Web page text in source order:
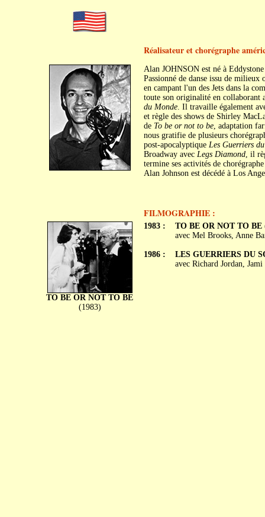
Réalisateur et chorégraphe
Alan JOHNSON est né à
Passionné de danse issu de
en campant l'un des Jets dans la
toute son originalité en collaborant
du Monde. Il travaille également
et règle des shows de Shirley
de To be or not to be, adaptation
nous gratifie de plusieurs
post-apocalyptique Les Guerriers
Broadway avec Legs Diamond, il
termine ses activités de
Alan Johnson est décédé à Los
FILMOGRAPHIE :
TO BE OR NOT TO BE
(1983)
1983 :
1986 :
TO BE OR NOT TO BE
avec Mel Brooks, Anne
LES GUERRIERS DU
avec Richard Jordan,